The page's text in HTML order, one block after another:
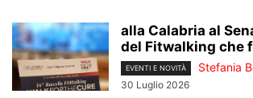
alla Calabria al
del Fitwalking che
EVENTI E NOVITÀ Stefania
30 Luglio 2026